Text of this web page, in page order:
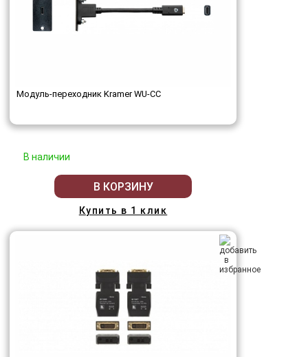
Модуль-переходник Kramer WU-CC
В наличии
В КОРЗИНУ
Купить в 1 клик